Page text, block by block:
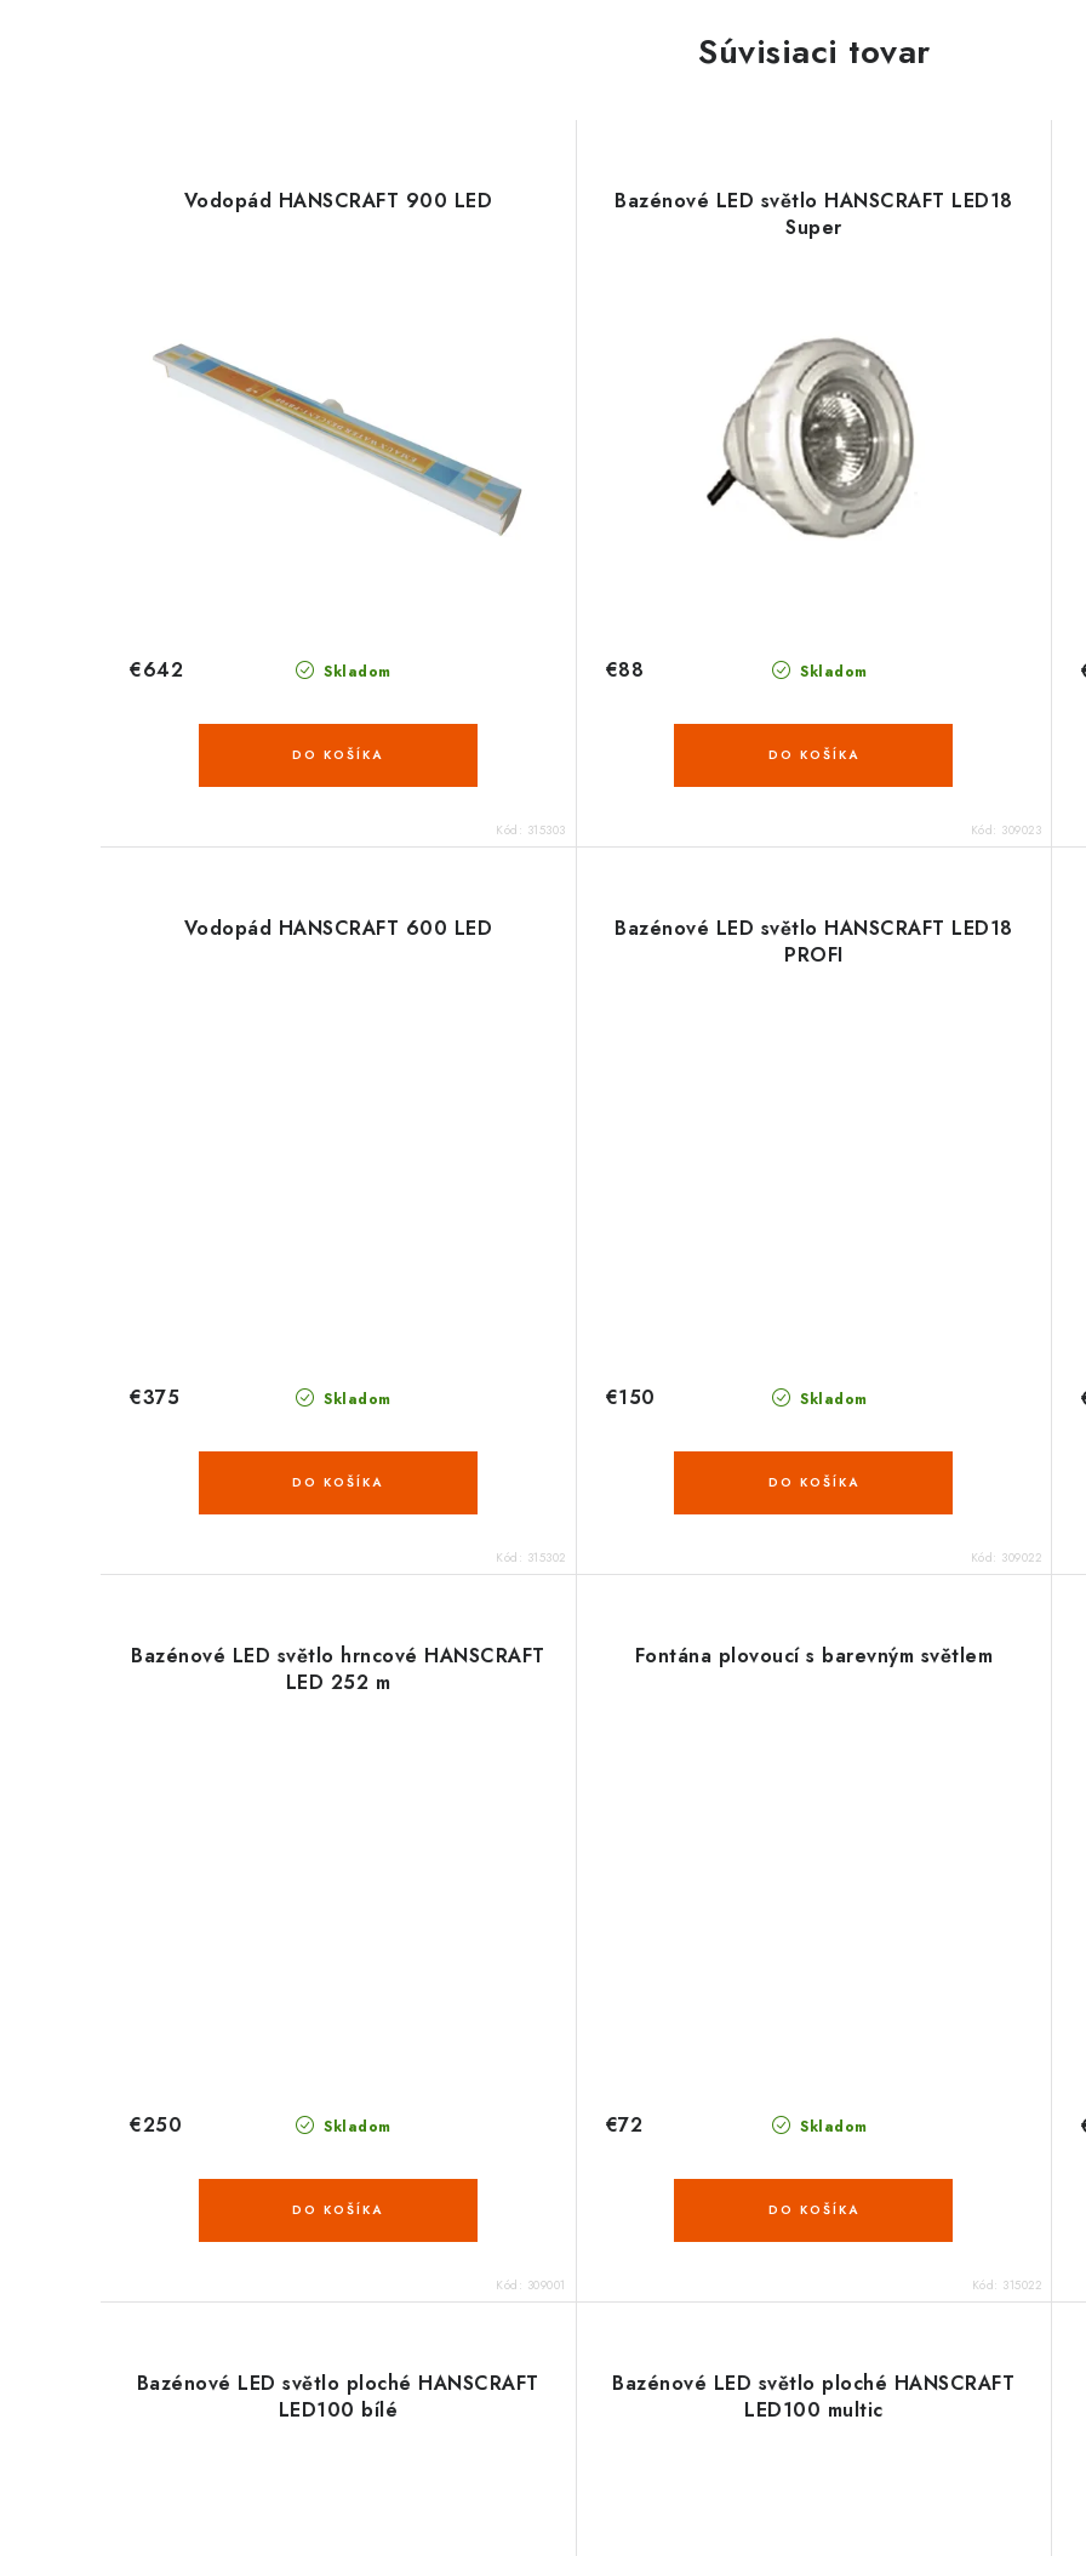
Súvisiaci tovar
Vodopád HANSCRAFT 900 LED
Skladom
€642
DO KOŠÍKA
Kód: 315303
Bazénové LED světlo HANSCRAFT LED18
Super
Skladom
€88
DO KOŠÍKA
Kód: 309023
Vodopád HANSCRAFT 600 LED
Skladom
€375
DO KOŠÍKA
Kód: 315302
Bazénové LED světlo HANSCRAFT LED18
PROFI
Skladom
€150
DO KOŠÍKA
Kód: 309022
Bazénové LED světlo hrncové HANSCRAFT
LED 252 m
Skladom
€250
DO KOŠÍKA
Kód: 309001
Fontána plovoucí s barevným světlem
Skladom
€72
DO KOŠÍKA
Kód: 315022
Bazénové LED světlo ploché HANSCRAFT
LED100 bílé
Bazénové LED světlo ploché HANSCRAFT
LED100 multic